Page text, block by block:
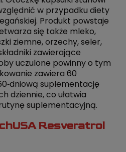
w przypadku diety
Produkt powstaje
się także mleko,
ziemne, orzechy, seler,
zawierające
uczulone powinny o tym
zawiera 60
suplementację
dziennie, co ułatwia
suplementacyjną.
Resveratrol